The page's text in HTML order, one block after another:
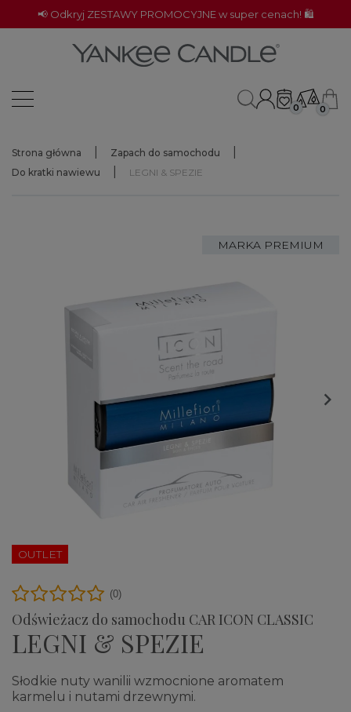
📢 Odkryj ZESTAWY PROMOCYJNE w super cenach! 🛍️
0 0
Strona główna
Zapach do samochodu
Do kratki nawiewu
LEGNI & SPEZIE
MARKA PREMIUM

OUTLET
Odświeżacz do samochodu CAR ICON CLASSIC
LEGNI & SPEZIE
(0)
Słodkie nuty wanilii wzmocnione aromatem
karmelu i nutami drzewnymi.